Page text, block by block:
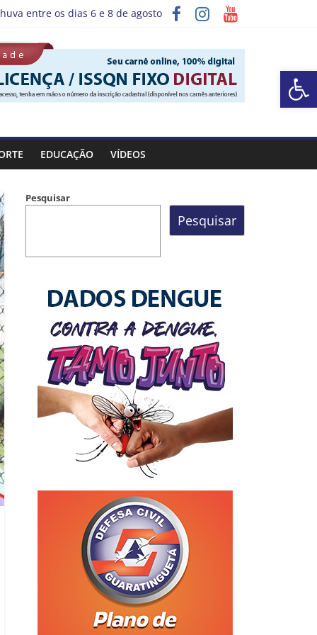
Barra de Ferramentas Aberta
entre os dias 6 e 8 de agosto
“Sábado Saúde”
EDUCAÇÃO VÍDEOS
Pesquisar
Pesquisar